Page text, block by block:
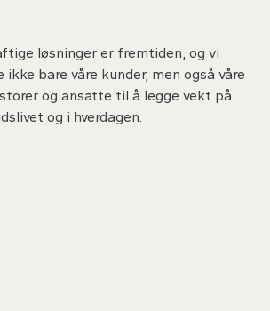
løsninger er fremtiden, og vi
ikke bare våre kunder, men også våre
og ansatte til å legge vekt på
og i hverdagen.